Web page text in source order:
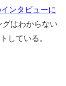
ンタビューに
グはわからない
している。